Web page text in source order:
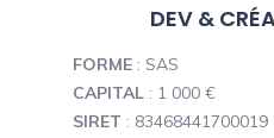
DEV &
FORME : SAS
CAPITAL : 1 000 €
SIRET : 83468441700019